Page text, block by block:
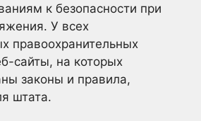
к безопасности при
У всех
правоохранительных
сайты, на которых
законы и правила,
штата.